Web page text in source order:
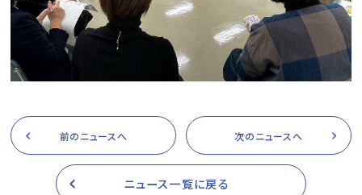
前のニュースへ 次のニュースへ
ニュース一覧に戻る